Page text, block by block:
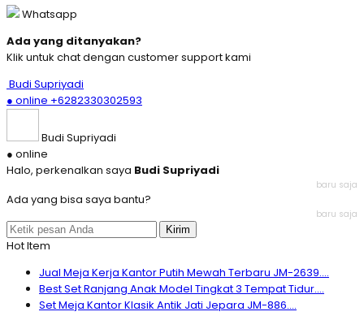
Whatsapp
Ada yang ditanyakan?
Klik untuk chat dengan customer support kami
Budi Supriyadi
● online +6282330302593
Budi Supriyadi
● online
Halo, perkenalkan saya Budi Supriyadi
baru saja
Ada yang bisa saya bantu?
baru saja
Kirim
Hot Item
Jual Meja Kerja Kantor Putih Mewah Terbaru JM-2639....
Best Set Ranjang Anak Model Tingkat 3 Tempat Tidur....
Set Meja Kantor Klasik Antik Jati Jepara JM-886....